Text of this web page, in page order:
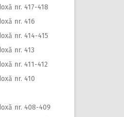
nr. 417-418
nr. 416
nr. 414-415
nr. 413
nr. 411-412
nr. 410
nr. 408-409